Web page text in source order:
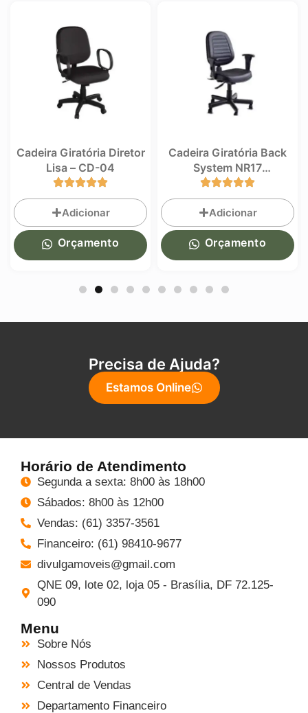
Cadeira Giratória Diretor
Lisa – CD-04
Adicionar
Orçamento
Cadeira Giratória Back
System NR17
(ergonômica) Executiva
Alta com costura – CB-
02
Adicionar
Orçamento
Precisa de Ajuda?
Estamos Online
Horário de Atendimento
Segunda a sexta: 8h00 às 18h00
Sábados: 8h00 às 12h00
Vendas: (61) 3357-3561
Financeiro: (61) 98410-9677
divulgamoveis@gmail.com
QNE 09, lote 02, loja 05 - Brasília, DF 72.125-
090
Menu
Sobre Nós
Nossos Produtos
Central de Vendas
Departamento Financeiro